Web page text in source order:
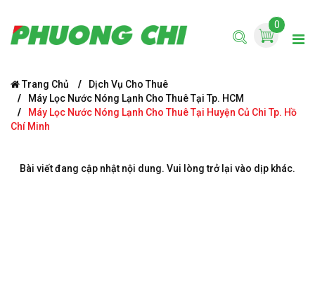
0
Trang Chủ
Dịch Vụ Cho Thuê
Máy Lọc Nước Nóng Lạnh Cho Thuê Tại Tp. HCM
Máy Lọc Nước Nóng Lạnh Cho Thuê Tại Huyện Củ Chi Tp. Hồ
Chí Minh
Bài viết đang cập nhật nội dung. Vui lòng trở lại vào dịp khác.